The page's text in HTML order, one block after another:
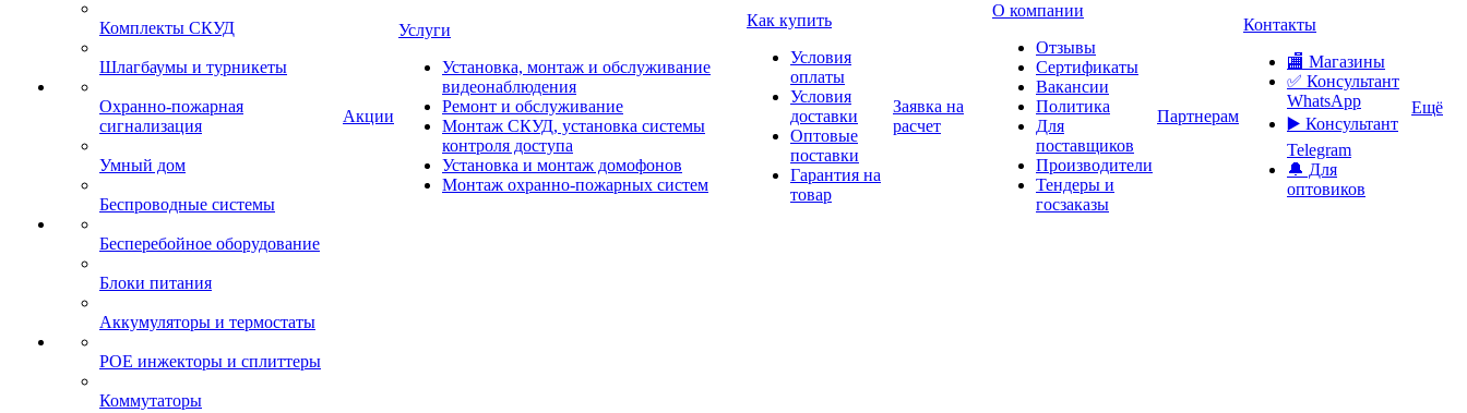
Комплекты СКУД
Шлагбаумы и турникеты
Охранно-пожарная
сигнализация
Умный дом
Беспроводные системы
Бесперебойное оборудование
Блоки питания
Аккумуляторы и термостаты
POE инжекторы и сплиттеры
Коммутаторы
Акции
Услуги
Установка, монтаж и обслуживание
видеонаблюдения
Ремонт и обслуживание
Монтаж СКУД, установка системы
контроля доступа
Установка и монтаж домофонов
Монтаж охранно-пожарных систем
Как купить
Условия
оплаты
Условия
доставки
Оптовые
поставки
Гарантия на
товар
Заявка на
расчет
О компании
Отзывы
Сертификаты
Вакансии
Политика
Для
поставщиков
Производители
Тендеры и
госзаказы
Партнерам
Контакты
🏬 Магазины
✅️ Консультант
WhatsApp
▶️ Консультант
Telegram
🔔 Для
оптовиков
Ещё